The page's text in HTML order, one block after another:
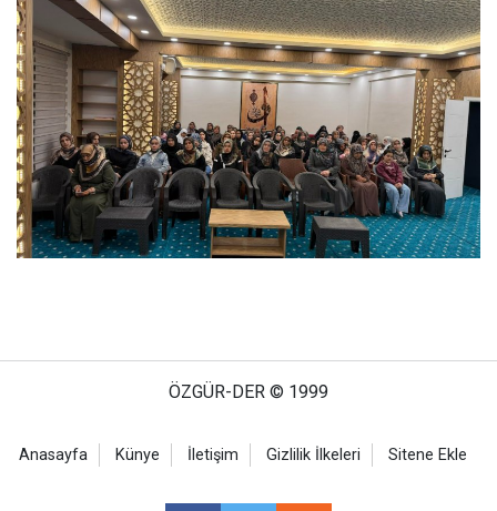
ÖZGÜR-DER © 1999
Anasayfa Künye İletişim Gizlilik İlkeleri Sitene Ekle